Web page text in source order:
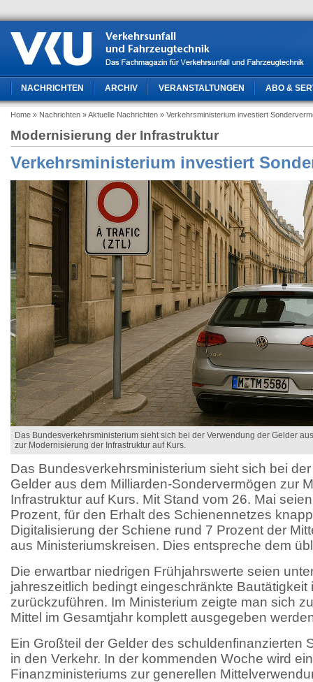
NACHRICHTEN ARCHIV VERANSTALTUNGEN ABO &
Home » Nachrichten » Aktuelle Nachrichten » Verkehrsministerium investiert
Modernisierung der Infrastruktur
Verkehrsministerium investiert
Das Bundesverkehrsministerium sieht sich bei der Verwendung der Gelder
zur Modernisierung der Infrastruktur auf Kurs.
Das Bundesverkehrsministerium sieht sich bei
Gelder aus dem Milliarden-Sondervermögen zur
Infrastruktur auf Kurs. Mit Stand vom 26. Mai
Prozent, für den Erhalt des Schienennetzes
Digitalisierung der Schiene rund 7 Prozent der
aus Ministeriumskreisen. Dies entspreche dem
Die erwartbar niedrigen Frühjahrswerte seien
jahreszeitlich bedingt eingeschränkte Bautätigkeit
zurückzuführen. Im Ministerium zeigte man sich
Mittel im Gesamtjahr komplett ausgegeben
Ein Großteil der Gelder des schuldenfinanzierten
in den Verkehr. In der kommenden Woche wird
Finanzministeriums zur generellen